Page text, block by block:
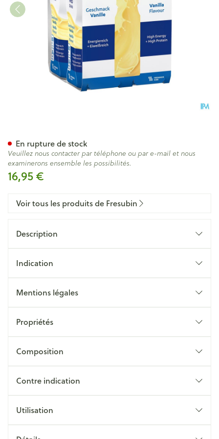
16,95 €
En rupture de stock
Veuillez nous contacter par téléphone ou par e-mail et nous
examinerons ensemble les possibilités.
Voir tous les produits de Fresubin
Description
Indication
Mentions légales
Propriétés
Composition
Contre indication
Utilisation